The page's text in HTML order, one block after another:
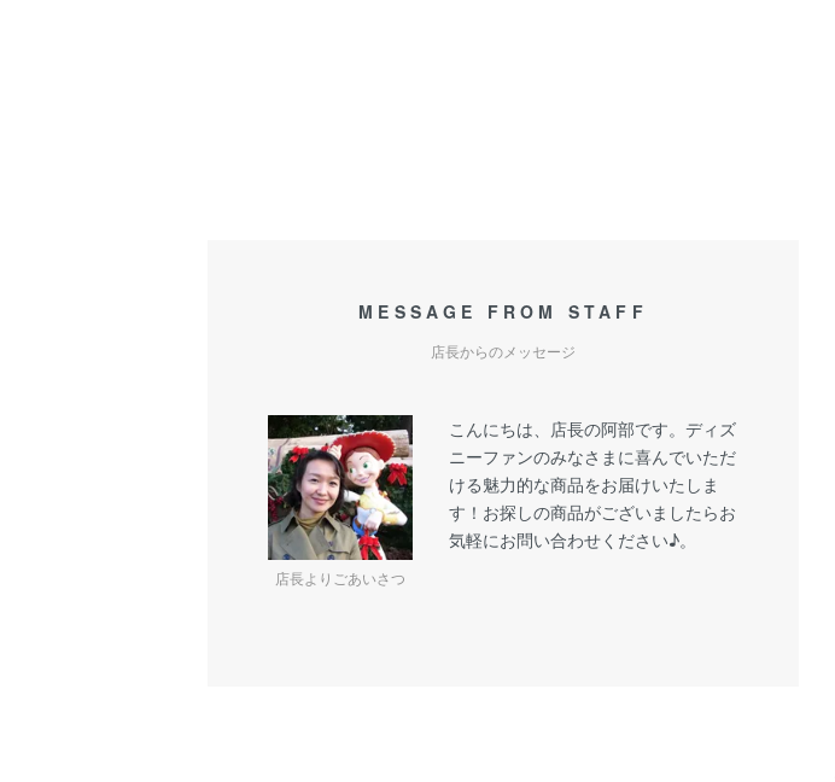
MESSAGE FROM STAFF
店長からのメッセージ
店長よりごあいさつ
こんにちは、店長の阿部です。ディズ
ニーファンのみなさまに喜んでいただ
ける魅力的な商品をお届けいたしま
す！お探しの商品がございましたらお
気軽にお問い合わせください♪。